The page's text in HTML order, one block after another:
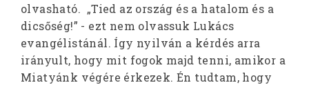
olvasható. „Tied az ország és a hatalom és a
dicsőség!” - ezt nem olvassuk Lukács
evangélistánál. Így nyilván a kérdés arra
irányult, hogy mit fogok majd tenni, amikor a
Miatyánk végére érkezek. Én tudtam, hogy